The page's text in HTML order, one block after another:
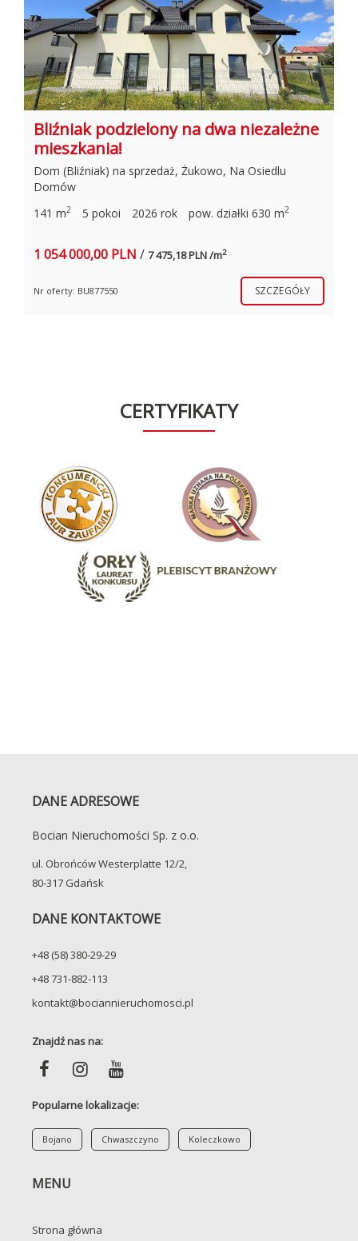
Wyposażony apartament w Central
Parku! Morena!
Mieszkanie na sprzedaż, Gdańsk Morena Piecki-
Migowo, Piecewska
100 m 2 4 pokoje 14 piętro z 17 2012 rok
1 999 000,00 PLN/19 990,00 PLN /m
Nr oferty: BU728301 SZCZEGÓŁY
CERTYFIKATY
DANE ADRESOWE
Bocian Nieruchomości Sp. z o.o.
ul. Obrońców Westerplatte 12/2,
80-317 Gdańsk
DANE KONTAKTOWE
+48 (58) 380-29-29
+48 731-882-113
kontakt@bociannieruchomosci.pl
Znajdź nas na:
Popularne lokalizacje:
Bojano Chwaszczyno Koleczkowo
MENU
Strona główna